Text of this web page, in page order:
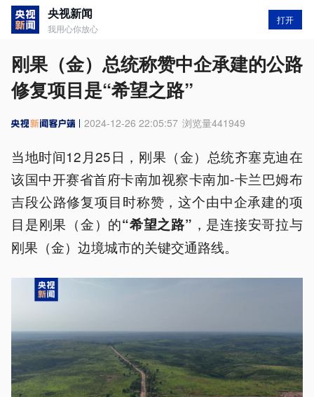
央视新闻
我用心你放心
打开
刚果（金）总统称赞中企承建的公路
修复项目是“希望之路”
2024-12-26 22:05:57 浏览量441949
当地时间12月25日，刚果（金）总统齐塞克迪在
该国中开赛省首府卡南加视察卡南加-卡兰巴姆布
吉段公路修复项目时称赞，这个由中企承建的项
目是刚果（金）的“希望之路” ，是连接安哥拉与
刚果（金）边境城市的关键交通路线。